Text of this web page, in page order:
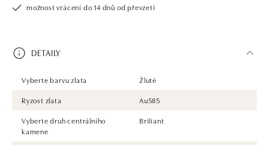
možnost vrácení do 14 dnů od převzetí
DETAILY
Vyberte barvu zlata
Žluté
Ryzost zlata
Au585
Vyberte druh centrálního
kamene
Briliant